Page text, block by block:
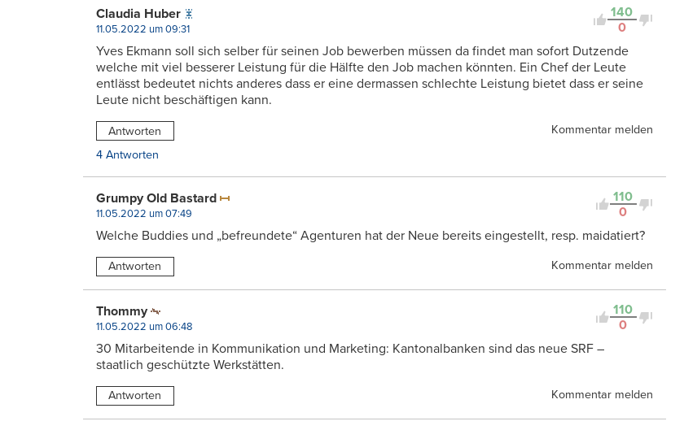
140
0
Claudia Huber
11.05.2022 um 09:31
Yves Ekmann soll sich selber für seinen Job bewerben müssen da findet man sofort Dutzende
welche mit viel besserer Leistung für die Hälfte den Job machen könnten. Ein Chef der Leute
entlässt bedeutet nichts anderes dass er eine dermassen schlechte Leistung bietet dass er seine
Leute nicht beschäftigen kann.
Antworten
Kommentar melden
4 Antworten
110
0
Grumpy Old Bastard
11.05.2022 um 07:49
Welche Buddies und „befreundete“ Agenturen hat der Neue bereits eingestellt, resp. maidatiert?
Antworten Kommentar melden
110
0
Thommy
11.05.2022 um 06:48
30 Mitarbeitende in Kommunikation und Marketing: Kantonalbanken sind das neue SRF –
staatlich geschützte Werkstätten.
Antworten Kommentar melden